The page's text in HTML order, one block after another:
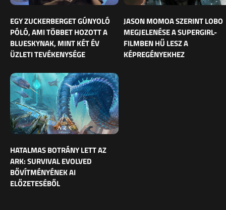
EGY ZUCKERBERGET GÚNYOLÓ
PÓLÓ, AMI TÖBBET HOZOTT A
BLUESKYNAK, MINT KÉT ÉV
ÜZLETI TEVÉKENYSÉGE
JASON MOMOA SZERINT LOBO
MEGJELENÉSE A SUPERGIRL-
FILMBEN HŰ LESZ A
KÉPREGÉNYEKHEZ
HATALMAS BOTRÁNY LETT AZ
ARK: SURVIVAL EVOLVED
BŐVÍTMÉNYÉNEK AI
ELŐZETESÉBŐL